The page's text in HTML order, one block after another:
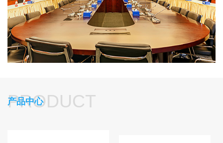
单位、部队、学校、医院、酒店、公园、景区、机场、广场、
商场、车站、码头等各大领域。深受客户的好评并在行业内有
较大的影响力。
公司始终坚持走专业化、标准化发展道路；同时秉承自
主创新、科技发展模式；奉行与客户共同进步的双赢发展战
PRODUCT
产品中心